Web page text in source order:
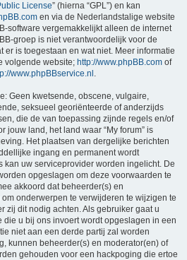
License” (hierna “GPL”) en kan
en via de Nederlandstalige website
software vergemakkelijkt alleen de internet
groep is niet verantwoordelijk voor de
er is toegestaan en wat niet. Meer informatie
volgende website; http://www.phpBB.com of
www.phpBBservice.nl .
Geen kwetsende, obscene, vulgaire,
seksueel georiënteerde of anderzijds
die de van toepassing zijnde regels en/of
jouw land, het land waar “My forum” is
Het plaatsen van dergelijke berichten
ingang en permanent wordt
kan uw serviceprovider worden ingelicht. De
opgeslagen om deze voorwaarden te
akkoord dat beheerder(s) en
onderwerpen te verwijderen te wijzigen te
zij dit nodig achten. Als gebruiker gaat u
die u bij ons invoert wordt opgeslagen in een
niet aan een derde partij zal worden
kunnen beheerder(s) en moderator(en) of
gehouden voor een hackpoging die ertoe